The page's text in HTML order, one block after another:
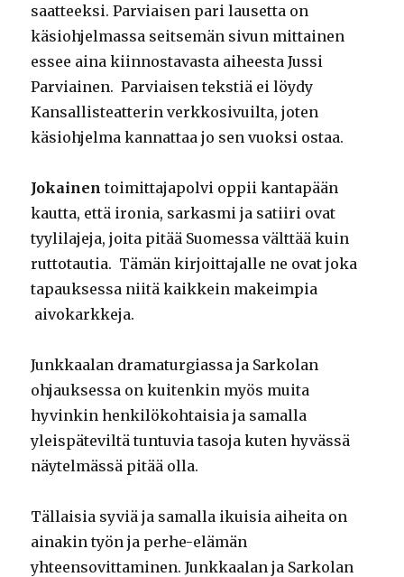
saatteeksi. Parviaisen pari lausetta on
käsiohjelmassa seitsemän sivun mittainen
essee aina kiinnostavasta aiheesta Jussi
Parviainen. Parviaisen tekstiä ei löydy
Kansallisteatterin verkkosivuilta, joten
käsiohjelma kannattaa jo sen vuoksi ostaa.
Jokainen toimittajapolvi oppii kantapään
kautta, että ironia, sarkasmi ja satiiri ovat
tyylilajeja, joita pitää Suomessa välttää kuin
ruttotautia. Tämän kirjoittajalle ne ovat joka
tapauksessa niitä kaikkein makeimpia
aivokarkkeja.
Junkkaalan dramaturgiassa ja Sarkolan
ohjauksessa on kuitenkin myös muita
hyvinkin henkilökohtaisia ja samalla
yleispäteviltä tuntuvia tasoja kuten hyvässä
näytelmässä pitää olla.
Tällaisia syviä ja samalla ikuisia aiheita on
ainakin työn ja perhe-elämän
yhteensovittaminen. Junkkaalan ja Sarkolan